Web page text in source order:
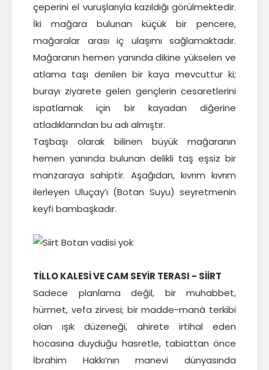
çeperini el vuruşlarıyla kazıldığı görülmektedir.
İki mağara bulunan küçük bir pencere,
mağaralar arası iç ulaşımı sağlamaktadır.
Mağaranın hemen yanında dikine yükselen ve
atlama taşı denilen bir kaya mevcuttur ki;
burayı ziyarete gelen gençlerin cesaretlerini
ispatlamak için bir kayadan diğerine
atladıklarından bu adı almıştır.
Taşbaşı olarak bilinen büyük mağaranın
hemen yanında bulunan delikli taş eşsiz bir
manzaraya sahiptir. Aşağıdan, kıvrım kıvrım
ilerleyen Uluçay’ı (Botan Suyu) seyretmenin
keyfi bambaşkadır.
TİLLO KALESİ VE CAM SEYİR TERASI - SİİRT
Sadece planlama değil, bir muhabbet,
hürmet, vefa zirvesi; bir madde-manâ terkibi
olan ışık düzeneği, ahirete irtihal eden
hocasına duyduğu hasretle, tabiattan önce
İbrahim Hakkı’nın manevi dünyasında